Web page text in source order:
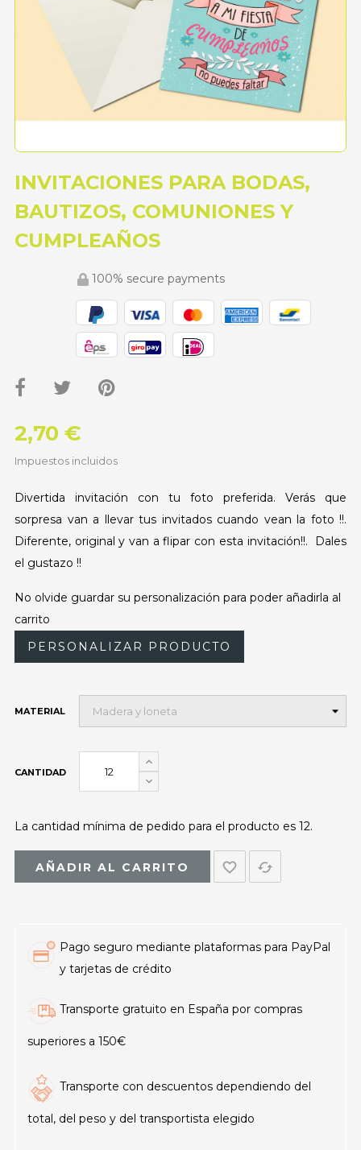
INVITACIONES PARA BODAS,
BAUTIZOS, COMUNIONES Y
CUMPLEAÑOS
100% secure payments
2,70 €
Impuestos incluidos
Divertida invitación con tu foto preferida. Verás que
sorpresa van a llevar tus invitados cuando vean la foto !!.
Diferente, original y van a flipar con esta invitación!!. Dales
el gustazo !!
No olvide guardar su personalización para poder añadirla al
carrito
PERSONALIZAR PRODUCTO
MATERIAL
CANTIDAD
La cantidad mínima de pedido para el producto es 12.
AÑADIR AL CARRITO favorite_border cached
Pago seguro mediante plataformas para PayPal
y tarjetas de crédito
Transporte gratuito en España por compras
superiores a 150€
Transporte con descuentos dependiendo del
total, del peso y del transportista elegido